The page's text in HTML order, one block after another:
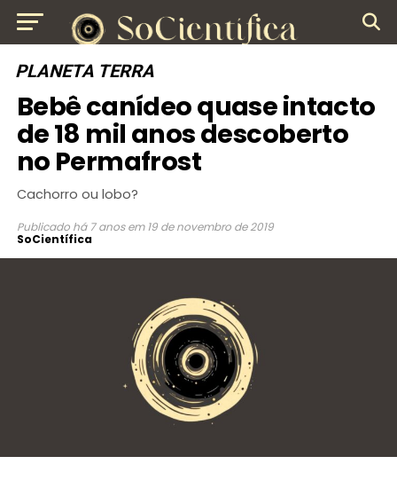
PLANETA TERRA
Bebê canídeo quase intacto
de 18 mil anos descoberto
no Permafrost
Cachorro ou lobo?
Publicado há 7 anos em 19 de novembro de 2019
SoCientífica